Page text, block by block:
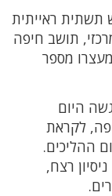
תשתית ראייתית
תושב חיפה
הוארך מעצרו מספר
היום
לקראת
ההליכים.
רצח,